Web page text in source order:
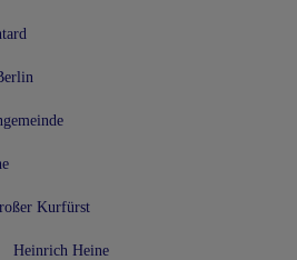
Kurfürst
Heinrich Heine